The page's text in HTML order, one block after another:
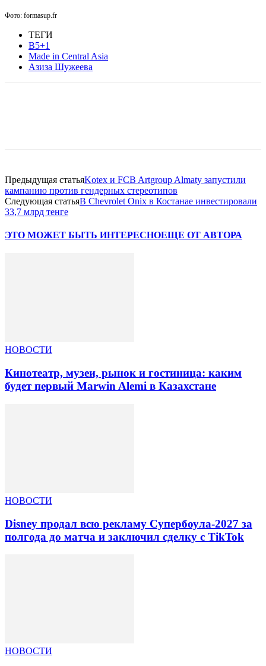
Фото: formasup.fr
ТЕГИ
B5+1
Made in Central Asia
Азиза Шужеева
Предыдущая статьяKotex и FCB Artgroup Almaty запустили
кампанию против гендерных стереотипов
Следующая статьяВ Chevrolet Onix в Костанае инвестировали
33,7 млрд тенге
ЭТО МОЖЕТ БЫТЬ ИНТЕРЕСНОЕЩЕ ОТ АВТОРА
НОВОСТИ
Кинотеатр, музеи, рынок и гостиница: каким
будет первый Marwin Alemi в Казахстане
НОВОСТИ
Disney продал всю рекламу Супербоула-2027 за
полгода до матча и заключил сделку с TikTok
НОВОСТИ